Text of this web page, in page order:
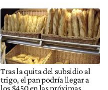
Tras la quita del subsidio al
trigo, el pan podría llegar a
los $450 en las próximas